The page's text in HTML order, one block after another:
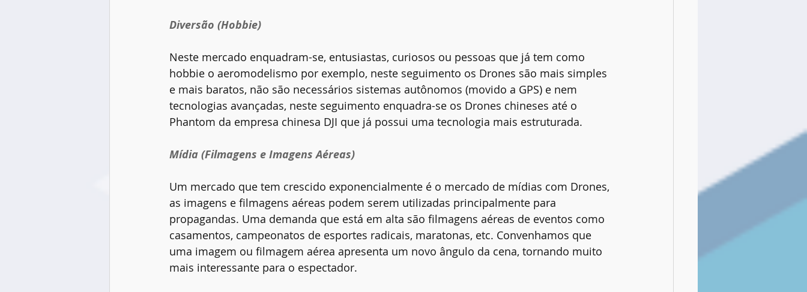
Diversão (Hobbie)
Neste mercado enquadram-se, entusiastas, curiosos ou pessoas que já tem como
hobbie o aeromodelismo por exemplo, neste seguimento os Drones são mais simples
e mais baratos, não são necessários sistemas autônomos (movido a GPS) e nem
tecnologias avançadas, neste seguimento enquadra-se os Drones chineses até o
Phantom da empresa chinesa DJI que já possui uma tecnologia mais estruturada.
Mídia (Filmagens e Imagens Aéreas)
Um mercado que tem crescido exponencialmente é o mercado de mídias com Drones,
as imagens e filmagens aéreas podem serem utilizadas principalmente para
propagandas. Uma demanda que está em alta são filmagens aéreas de eventos como
casamentos, campeonatos de esportes radicais, maratonas, etc. Convenhamos que
uma imagem ou filmagem aérea apresenta um novo ângulo da cena, tornando muito
mais interessante para o espectador.